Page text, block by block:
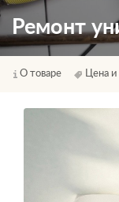
Ремонт
О товаре Цена и